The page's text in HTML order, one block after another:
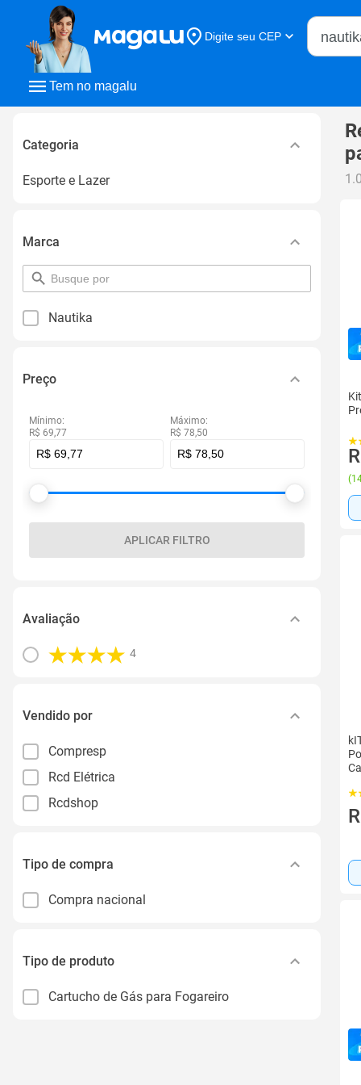
Tem no magalu
Digite seu CEP
Buscar
Categoria
Esporte e Lazer
Marca
pesquisar
por
Nautika
Preço
Mínimo:
R$ 69,77
Máximo:
R$ 78,50
APLICAR FILTRO
Avaliação
4
Vendido por
Compresp
Rcd Elétrica
Rcdshop
Tipo de compra
Compra nacional
Tipo de produto
Cartucho de Gás para Fogareiro
(